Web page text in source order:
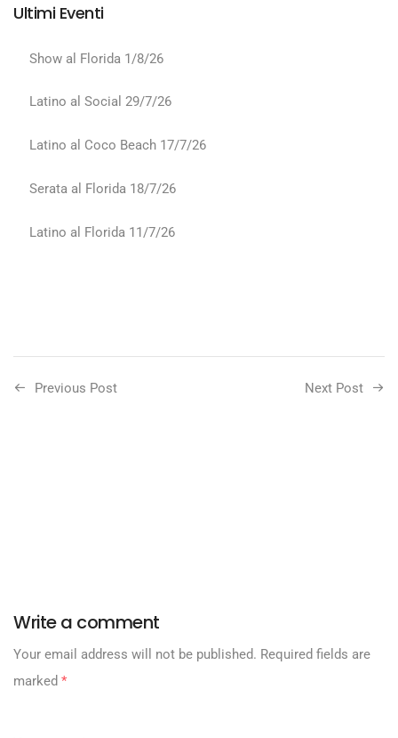
Ultimi Eventi
Show al Florida 1/8/26
Latino al Social 29/7/26
Latino al Coco Beach 17/7/26
Serata al Florida 18/7/26
Latino al Florida 11/7/26
Previous Post Next Post
Write a comment
Your email address will not be published. Required fields are
marked *